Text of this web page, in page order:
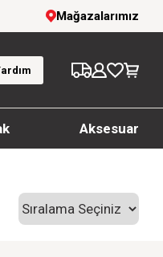
ücretsiz kargoMağazalarımız
Aksesuar